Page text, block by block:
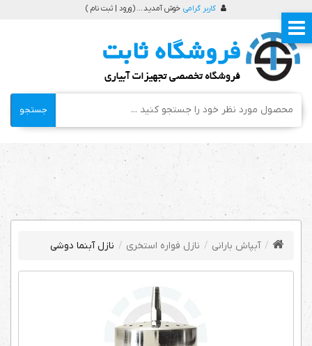
کاربر گرامی خوش آمدید ... (ورود | ثبت نام )
جستجو
آبپاش بارانی نازل فواره استخری نازل آبنما دوشی